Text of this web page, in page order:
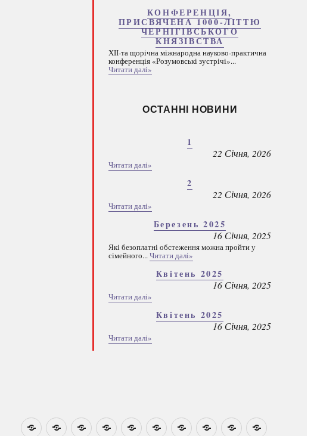
КОНФЕРЕНЦІЯ,
ПРИСВЯЧЕНА 1000-ЛІТТЮ
ЧЕРНІГІВСЬКОГО
КНЯЗІВСТВА
ХІІ-та щорічна міжнародна науково-практична
конференція «Розумовські зустрічі»...
Читати далі»
ОСТАННІ НОВИНИ
1
22 Січня, 2026
Читати далі»
2
22 Січня, 2026
Читати далі»
Березень 2025
16 Січня, 2025
Які безоплатні обстеження можна пройти у
сімейного...Читати далі»
Квітень 2025
16 Січня, 2025
Читати далі»
Квітень 2025
16 Січня, 2025
Читати далі»
НовиниНавчально-
Ми
Звіти Про
План Розумовські
Реєстрація
КаталогЯкі